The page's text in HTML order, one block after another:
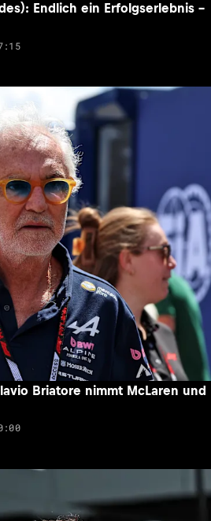
Endlich ein Erfolgserlebnis –
Briatore nimmt McLaren und